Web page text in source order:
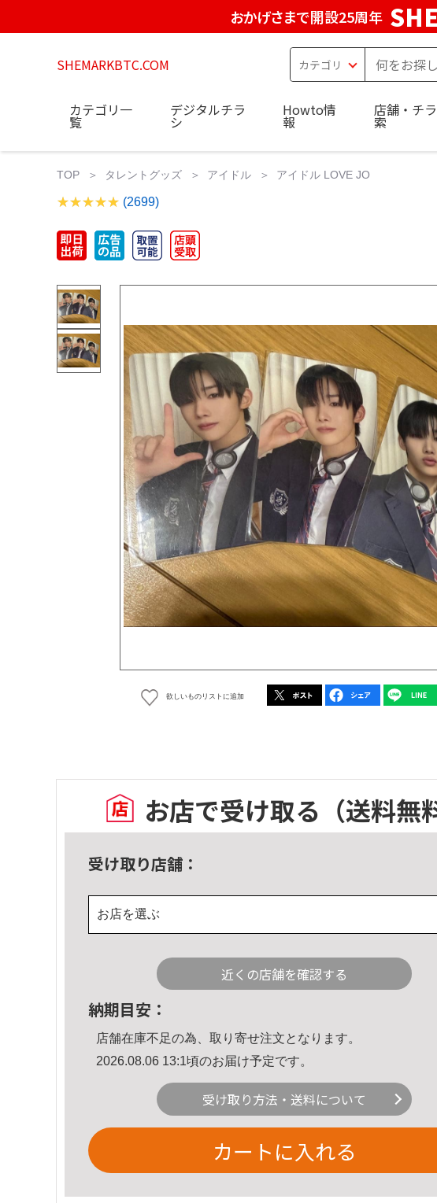
おかげさまで開設25周年
SHEMARKBTC.COM
カテゴリ一
覧
デジタルチラ
シ
Howto情
報
店舗・チ
索
TOP タレントグッズ アイドル アイドル LOVE JO
(2699)
欲しいものリストに追加
お店で受け取る （送料無
受け取り店舗：
お店を選ぶ
近くの店舗を確認する
納期目安：
店舗在庫不足の為、取り寄せ注文となります。
2026.08.06 13:1頃のお届け予定です。
受け取り方法・送料について
カートに入れる